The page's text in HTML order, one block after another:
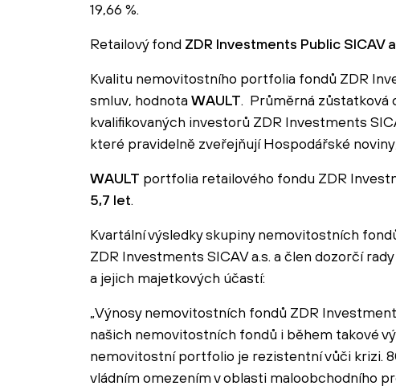
19,66 %.
Retailový fond ZDR Investments Public SICAV
Kvalitu nemovitostního portfolia fondů ZDR
smluv, hodnota WAULT. Průměrná zůstatková
kvalifikovaných investorů ZDR Investments
které pravidelně zveřejňují Hospodářské
WAULT portfolia retailového fondu ZDR
5,7 let.
Kvartální výsledky skupiny nemovitostních
ZDR Investments SICAV a.s. a člen dozorčí
a jejich majetkových účastí:
„Výnosy nemovitostních fondů ZDR
našich nemovitostních fondů i během takové
nemovitostní portfolio je rezistentní vůči krizi.
vládním omezením v oblasti maloobchodního